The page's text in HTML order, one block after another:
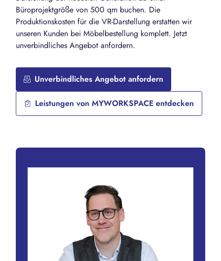
Büroprojektgröße von 500 qm buchen. Die
Produktionskosten für die VR-Darstellung erstatten wir
unseren Kunden bei Möbelbestellung komplett. Jetzt
unverbindliches Angebot anfordern.
Unverbindliches Angebot anfordern
Leistungen von MYWORKSPACE entdecken